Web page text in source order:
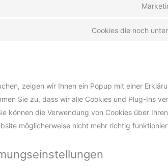
Cookies die noch
zeigen wir Ihnen ein Popup mit einer
Sie zu, dass wir alle Cookies und Plug-Ins
können die Verwendung von Cookies über
möglicherweise nicht mehr richtig